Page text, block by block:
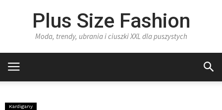
Plus Size Fashion
Moda, trendy, ubrania i ciuszki XXL dla puszystych
Kardigany